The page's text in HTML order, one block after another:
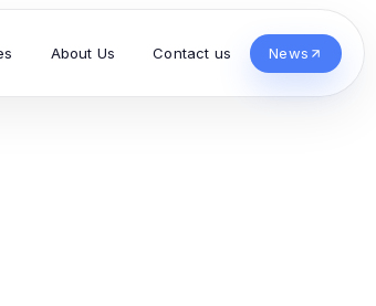
About Us Contact us News